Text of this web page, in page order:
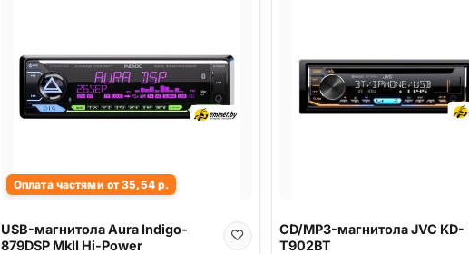
Оплата частями от 35,54 р.
USB-магнитола Aura Indigo-
879DSP MkII Hi-Power
CD/MP3-магнитола JVC KD-
T902BT